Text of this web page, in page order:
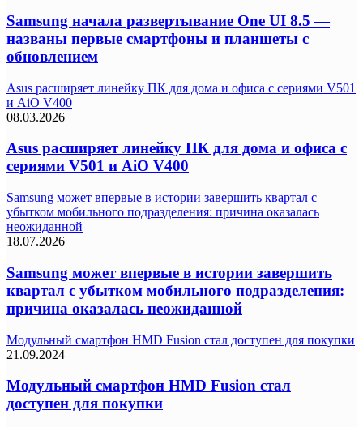
Samsung начала развертывание One UI 8.5 —
названы первые смартфоны и планшеты с
обновлением
Asus расширяет линейку ПК для дома и офиса с сериями V501
и AiO V400
08.03.2026
Asus расширяет линейку ПК для дома и офиса с
сериями V501 и AiO V400
Samsung может впервые в истории завершить квартал с
убытком мобильного подразделения: причина оказалась
неожиданной
18.07.2026
Samsung может впервые в истории завершить
квартал с убытком мобильного подразделения:
причина оказалась неожиданной
Модульный смартфон HMD Fusion стал доступен для покупки
21.09.2024
Модульный смартфон HMD Fusion стал
доступен для покупки